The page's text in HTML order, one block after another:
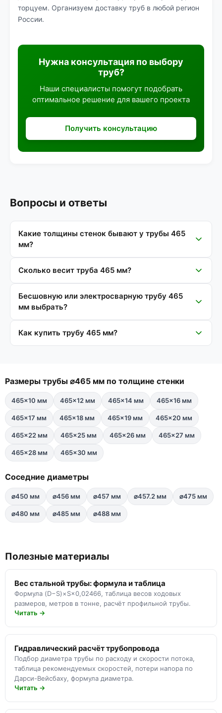
торцуем. Организуем доставку труб в любой регион
России.
Нужна консультация по выбору
труб?
Наши специалисты помогут подобрать
оптимальное решение для вашего проекта
Получить консультацию
Вопросы и ответы
Какие толщины стенок бывают у трубы 465
мм?
Сколько весит труба 465 мм?
Бесшовную или электросварную трубу 465
мм выбрать?
Как купить трубу 465 мм?
Размеры трубы ⌀465 мм по толщине стенки
465×10 мм 465×12 мм 465×14 мм 465×16 мм
465×17 мм 465×18 мм 465×19 мм 465×20 мм
465×22 мм 465×25 мм 465×26 мм 465×27 мм
465×28 мм 465×30 мм
Соседние диаметры
⌀450 мм ⌀456 мм ⌀457 мм ⌀457.2 мм ⌀475 мм
⌀480 мм ⌀485 мм ⌀488 мм
Полезные материалы
Вес стальной трубы: формула и таблица
Формула (D−S)×S×0,02466, таблица весов ходовых
размеров, метров в тонне, расчёт профильной трубы.
Читать →
Гидравлический расчёт трубопровода
Подбор диаметра трубы по расходу и скорости потока,
таблица рекомендуемых скоростей, потери напора по
Дарси-Вейсбаху, формула диаметра.
Читать →